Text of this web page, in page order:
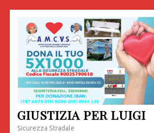
contenuto
(premi
invio)
GIUSTIZIA PER LUIGI
Sicurezza Stradale